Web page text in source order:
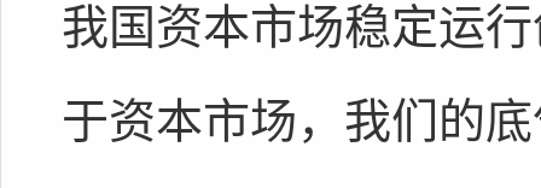
我国资本市场稳定运
于资本市场，我们的